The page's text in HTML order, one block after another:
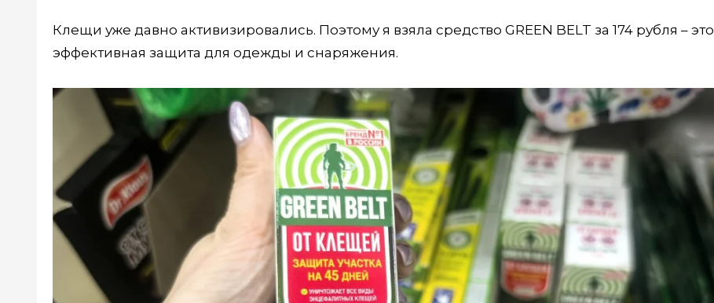
Клещи уже давно активизировались. Поэтому я взяла средство GREEN BELT за 174 рубля – это
эффективная защита для одежды и снаряжения.